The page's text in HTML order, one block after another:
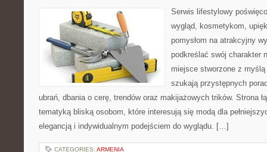
Serwis lifestylowy
wygląd, kosmetykom,
pomysłom na atrakcyjny
podkreślać swój charakter
miejsce stworzone z
szukają przystępnych
ubrań, dbania o cerę, trendów oraz makijażowych trików. Strona
tematyką bliską osobom, które interesują się modą dla
elegancją i indywidualnym podejściem do wyglądu. […]
CATEGORIES: ARMENIA